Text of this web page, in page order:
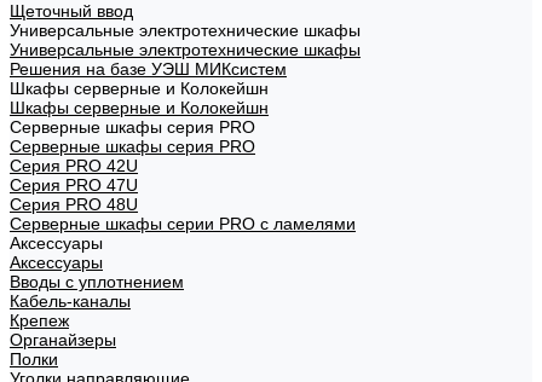
Щеточный ввод
Универсальные электротехнические шкафы
Универсальные электротехнические шкафы
Решения на базе УЭШ МИКсистем
Шкафы серверные и Колокейшн
Шкафы серверные и Колокейшн
Серверные шкафы серия PRO
Серверные шкафы серия PRO
Серия PRO 42U
Серия PRO 47U
Серия PRO 48U
Серверные шкафы серии PRO с ламелями
Аксессуары
Аксессуары
Вводы с уплотнением
Кабель-каналы
Крепеж
Органайзеры
Полки